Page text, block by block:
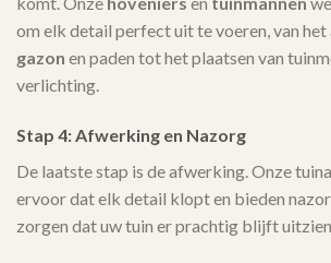
om elk detail perfect uit te voeren, van het
gazon en paden tot het plaatsen van
verlichting.
Stap 4: Afwerking en Nazorg
De laatste stap is de afwerking. Onze
ervoor dat elk detail klopt en bieden
zorgen dat uw tuin er prachtig blijft uitzien.